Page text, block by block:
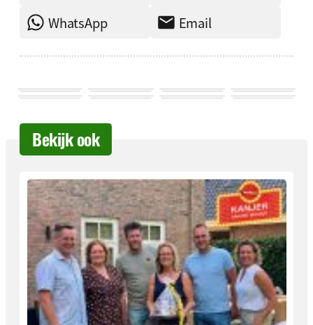
WhatsApp
Email
Bekijk ook